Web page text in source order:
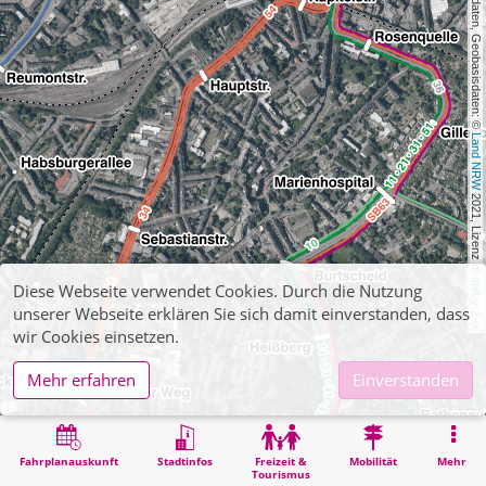
, Kartendaten, Geobasisdaten: ©
Land NRW
2021, Lizenz
dl-de/by-2-0
Fahrplanauskunft Stadtinfos
Freizeit &
Tourismus
Mobilität Mehr
Diese Webseite verwendet Cookies. Durch die Nutzung
unserer Webseite erklären Sie sich damit einverstanden, dass
wir Cookies einsetzen.
Mehr erfahren
Einverstanden